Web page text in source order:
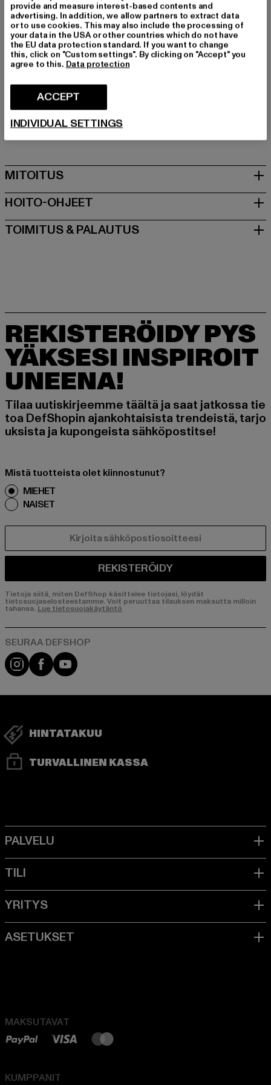
Tuotemerkki: Favela
Kategoria: Baggy-farkut
Color: schwarz
Valmistaja väri: black wash
Materiaalin koostumus: 100% Puuvilla
Valmistaja: AD Distribution GmbH |
Info@favelaclothing.com
MITOITUS
HOITO-OHJEET
TOIMITUS & PALAUTUS
REKISTERÖIDY PYS
YÄKSESI INSPIROIT
UNEENA!
Tilaa uutiskirjeemme täältä ja saat jatkossa tie
toa DefShopin ajankohtaisista trendeistä, tarjo
uksista ja kupongeista sähköpostitse!
Mistä tuotteista olet kiinnostunut?
MIEHET
NAISET
REKISTERÖIDY
Tietoja siitä, miten DefShop käsittelee tietojasi, löydät
tietosuojaselosteestamme. Voit peruuttaa tilauksen maksutta milloin
tahansa. Lue tietosuojakäytäntö
Visit our Instagram page:
Visit our Facebook page:
Visit our YouTube channel:
HINTATAKUU
TURVALLINEN KASSA
MAKSUTAVAT
KUMPPANIT
provide and measure interest-based contents and
advertising. In addition, we allow partners to extract data
or to use cookies. This may also include the processing of
your data in the USA or other countries which do not have
the EU data protection standard. If you want to change
this, click on "Custom settings". By clicking on "Accept" you
agree to this. Data protection
ACCEPT
INDIVIDUAL SETTINGS